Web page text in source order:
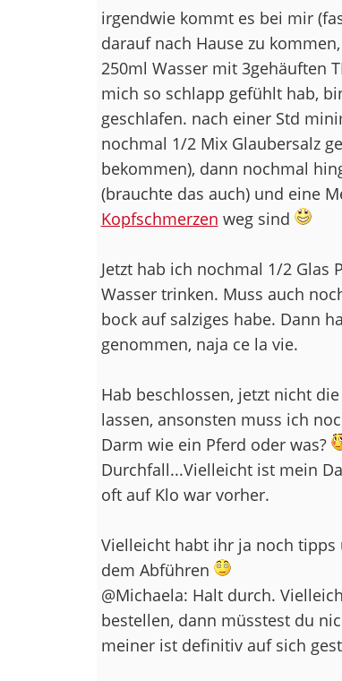
irgendwie kommt es bei mir
darauf nach Hause zu
250ml Wasser mit 3gehäuften
mich so schlapp gefühlt hab,
geschlafen. nach einer Std
nochmal 1/2 Mix Glaubersalz
bekommen), dann nochmal
(brauchte das auch) und eine
Kopfschmerzen weg sind
Jetzt hab ich nochmal 1/2 Glas
Wasser trinken. Muss auch
bock auf salziges habe. Dann
genommen, naja ce la vie.
Hab beschlossen, jetzt nicht
lassen, ansonsten muss ich
Darm wie ein Pferd oder was?
Durchfall...Vielleicht ist mein
oft auf Klo war vorher.
Vielleicht habt ihr ja noch
dem Abführen
@Michaela: Halt durch.
bestellen, dann müsstest du
meiner ist definitiv auf sich